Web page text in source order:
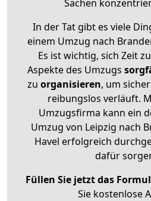
Sachen
In der Tat gibt es viele
einem Umzug nach
Es ist wichtig, sich Zeit
Aspekte des Umzugs
zu organisieren, um
reibungslos verläuft.
Umzugsfirma kann ein
Umzug von Leipzig nach
Havel erfolgreich
dafür
Füllen Sie jetzt das
Sie kostenlose